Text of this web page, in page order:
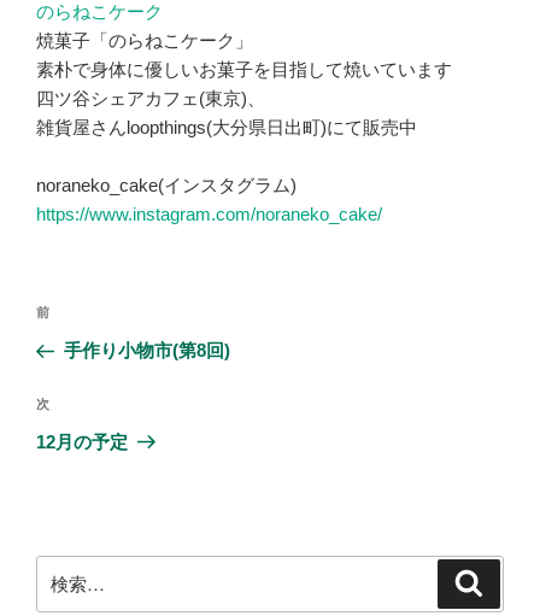
c
e
b
o
o
k
tt
er
e
のらねこケーク
焼菓子「のらねこケーク」
素朴で身体に優しいお菓子を目指して焼いています
四ツ谷シェアカフェ(東京)、
雑貨屋さんloopthings(大分県日出町)にて販売中
noraneko_cake(インスタグラム)
https://www.instagram.com/noraneko_cake/
投
ナ
ビ
ゲ
ン
前
の
稿
前
手作り小物市(第8回)
次
の
次
12月の予定
索: